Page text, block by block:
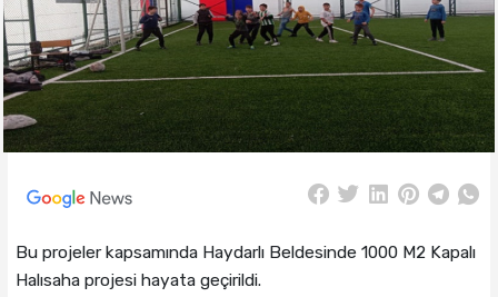
Bu projeler kapsamında Haydarlı Beldesinde 1000 M2 Kapalı
Halısaha projesi hayata geçirildi.